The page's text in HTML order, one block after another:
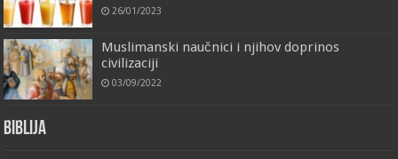
26/01/2023
Muslimanski naučnici i njihov doprinos
civilizaciji
03/09/2022
Biblija